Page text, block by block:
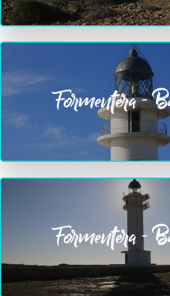
Formentera -
Formentera -